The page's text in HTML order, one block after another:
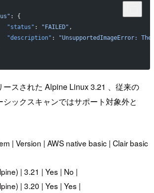
: {
"status"
: "FAILED" ,
"description"
:
"UnsupportedImageError:
スされた Alpine Linux 3.21 、従来の
ックスキャンではサポート対象外と
| Version | AWS native basic | Clair basic
| 3.21 | Yes | No |
| 3.20 | Yes | Yes |